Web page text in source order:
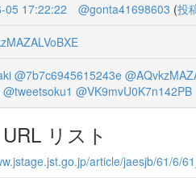
05 17:22:22 @gonta41698603 (投
@7b7c6945615243e
@tweetsoku1 @VK9mvU0K7n142PB
リスト
article/jaesjb/61/6/